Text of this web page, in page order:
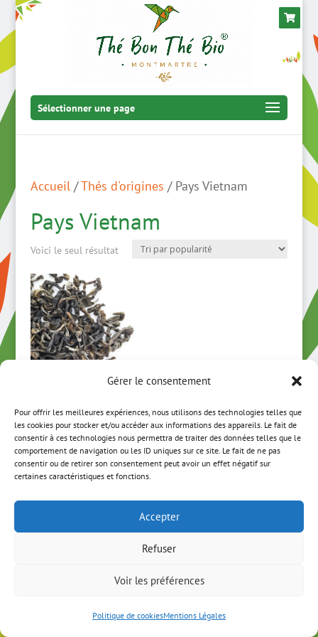
Gérer le consentement
Pour offrir les meilleures expériences, nous utilisons des technologies telles que
les cookies pour stocker et/ou accéder aux informations des appareils. Le fait de
consentir à ces technologies nous permettra de traiter des données telles que le
comportement de navigation ou les ID uniques sur ce site. Le fait de ne pas
consentir ou de retirer son consentement peut avoir un effet négatif sur
certaines caractéristiques et fonctions.
Accepter
Refuser
Voir les préférences
Politique de cookiesMentions Légales
Sélectionner une page
Accueil/Thés d'origines / Pays Vietnam
Pays Vietnam
Voici le seul résultat
Brumes du Vietnam
BIO
4,25€ – 38,25€Plage
de
prix :
4,25 €
38,25 €
MON COMPTE
MENTIONS LÉGALES